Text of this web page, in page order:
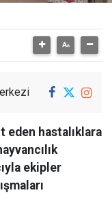
eden hastalıklara
ekipler